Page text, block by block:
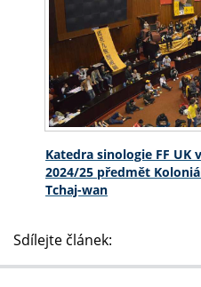
Katedra sinologie FF
2024/25 předmět
Tchaj-wan
Sdílejte článek: